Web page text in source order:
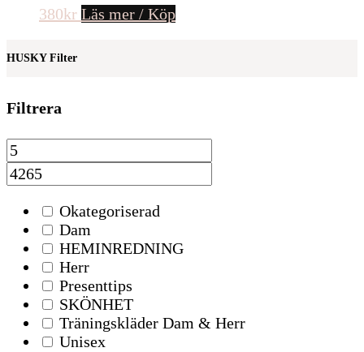
380kr Läs mer / Köp
HUSKY Filter
Filtrera
Okategoriserad
Dam
HEMINREDNING
Herr
Presenttips
SKÖNHET
Träningskläder Dam & Herr
Unisex